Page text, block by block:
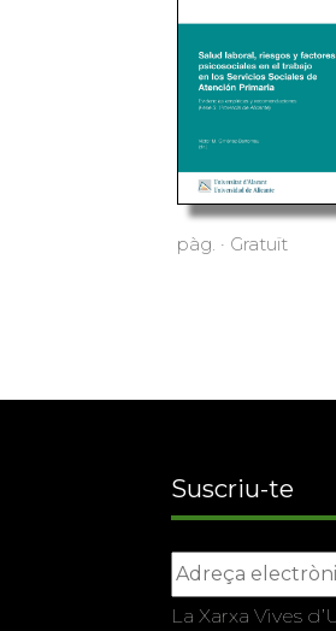
pàg. · Gratuït
Suscriu-te
La Xarxa Vives